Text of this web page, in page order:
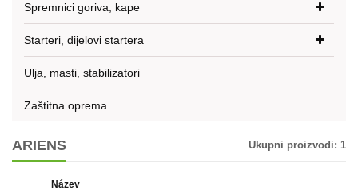
Spremnici goriva, kape
Starteri, dijelovi startera
Ulja, masti, stabilizatori
Zaštitna oprema
ARIENS Ukupni proizvodi: 1
Název